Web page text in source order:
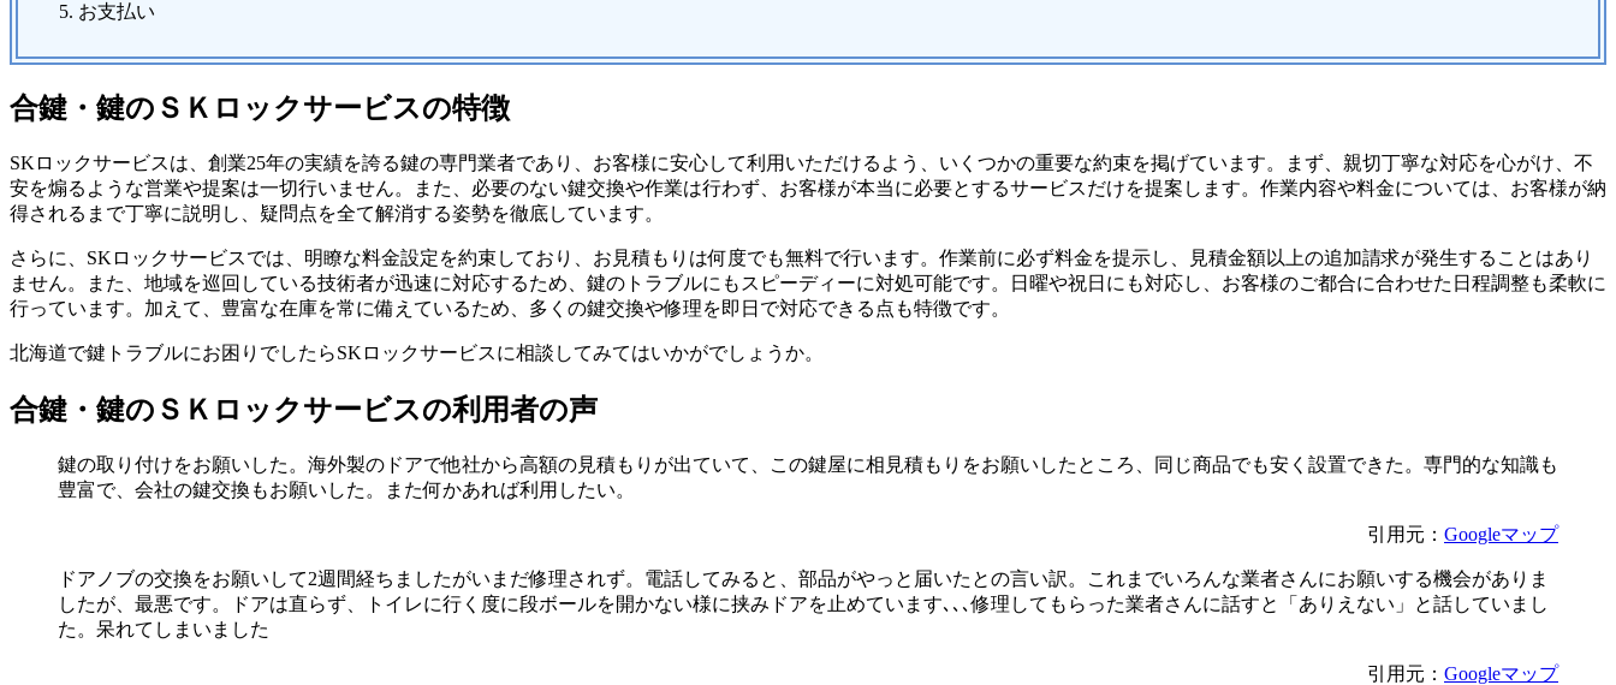
お支払い
合鍵・鍵のＳＫロックサービスの特徴
SKロックサービスは、創業25年の実績を誇る鍵の専門業者であり、お客様に安心して利用いただけるよう、いくつかの重要な約束を掲げています。まず、親切丁寧な対応を心がけ、不
安を煽るような営業や提案は一切行いません。また、必要のない鍵交換や作業は行わず、お客様が本当に必要とするサービスだけを提案します。作業内容や料金については、お客様が納
得されるまで丁寧に説明し、疑問点を全て解消する姿勢を徹底しています。
さらに、SKロックサービスでは、明瞭な料金設定を約束しており、お見積もりは何度でも無料で行います。作業前に必ず料金を提示し、見積金額以上の追加請求が発生することはあり
ません。また、地域を巡回している技術者が迅速に対応するため、鍵のトラブルにもスピーディーに対処可能です。日曜や祝日にも対応し、お客様のご都合に合わせた日程調整も柔軟に
行っています。加えて、豊富な在庫を常に備えているため、多くの鍵交換や修理を即日で対応できる点も特徴です。
北海道で鍵トラブルにお困りでしたらSKロックサービスに相談してみてはいかがでしょうか。
合鍵・鍵のＳＫロックサービスの利用者の声
鍵の取り付けをお願いした。海外製のドアで他社から高額の見積もりが出ていて、この鍵屋に相見積もりをお願いしたところ、同じ商品でも安く設置できた。専門的な知識も
豊富で、会社の鍵交換もお願いした。また何かあれば利用したい。
引用元： Googleマップ
ドアノブの交換をお願いして2週間経ちましたがいまだ修理されず。電話してみると、部品がやっと届いたとの言い訳。これまでいろんな業者さんにお願いする機会がありま
したが、最悪です。ドアは直らず、トイレに行く度に段ボールを開かない様に挟みドアを止めています､､､修理してもらった業者さんに話すと「ありえない」と話していまし
た。呆れてしまいました
引用元： Googleマップ